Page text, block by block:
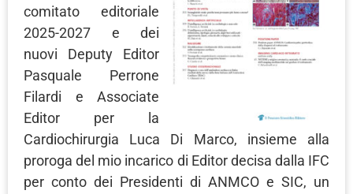
comitato editoriale
2025-2027 e dei
nuovi Deputy Editor
Pasquale Perrone
Filardi e Associate
Editor per la
Cardiochirurgia Luca Di Marco, insieme alla
proroga del mio incarico di Editor decisa dalla IFC
per conto dei Presidenti di ANMCO e SIC, un